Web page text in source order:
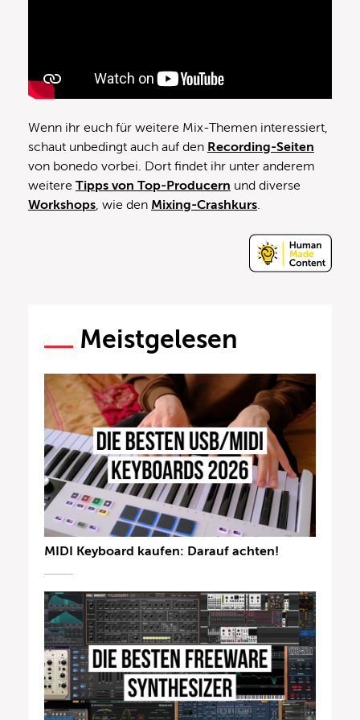
Wenn ihr euch für weitere Mix-Themen interessiert,
schaut unbedingt auch auf den Recording-Seiten
von bonedo vorbei. Dort findet ihr unter anderem
weitere Tipps von Top-Producern und diverse
Workshops, wie den Mixing-Crashkurs.
Meistgelesen
MIDI Keyboard kaufen: Darauf achten!